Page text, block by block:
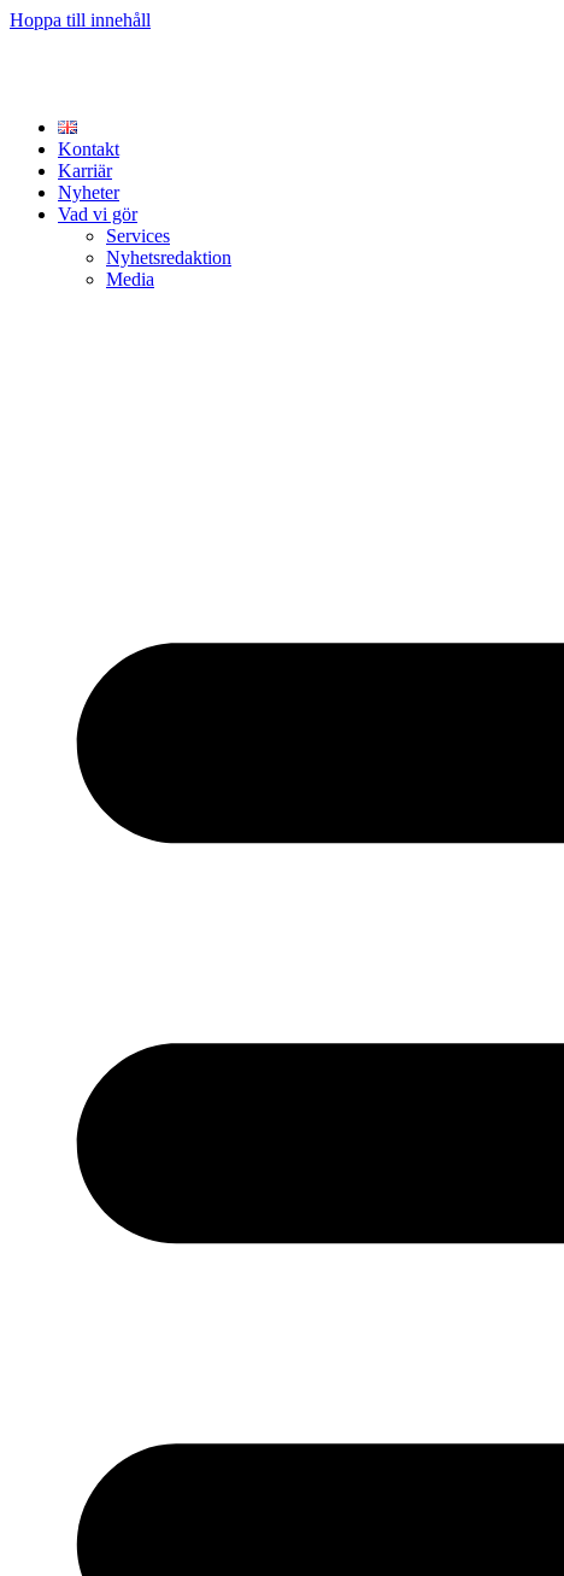
Hoppa till innehåll
Kontakt
Karriär
Nyheter
Vad vi gör
Services
Nyhetsredaktion
Media